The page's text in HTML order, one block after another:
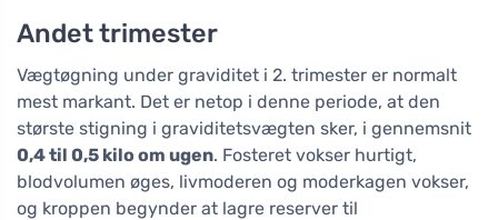
Andet trimester
Vægtøgning under graviditet i 2. trimester er normalt
mest markant. Det er netop i denne periode, at den
største stigning i graviditetsvægten sker, i gennemsnit
0,4 til 0,5 kilo om ugen. Fosteret vokser hurtigt,
blodvolumen øges, livmoderen og moderkagen vokser,
og kroppen begynder at lagre reserver til